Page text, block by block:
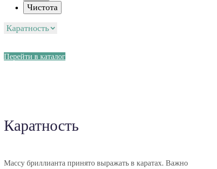
Чистота
Перейти в каталог
Каратность